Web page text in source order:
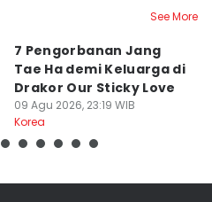
See More
7 Pengorbanan Jang
Tae Ha demi Keluarga di
Drakor Our Sticky Love
09 Agu 2026, 23:19 WIB
Korea